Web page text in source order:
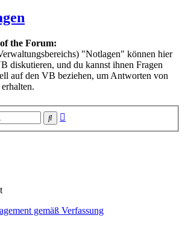
the Forum:
"Notlagen" können hier
diskutieren, und du kannst ihnen Fragen
auf den VB beziehen, um Antworten von
Search
gemäß Verfassung